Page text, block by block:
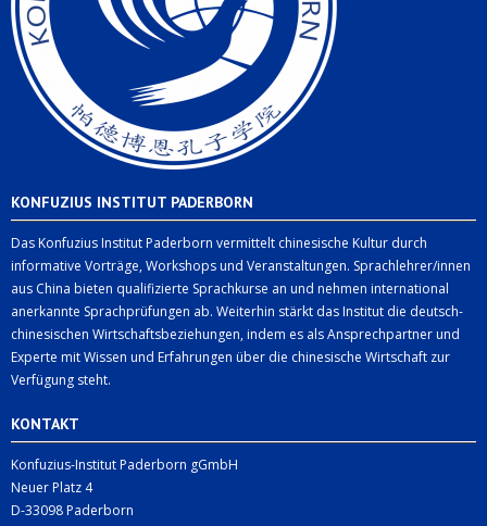
KONFUZIUS INSTITUT PADERBORN
Das Konfuzius Institut Paderborn vermittelt chinesische Kultur durch
informative Vorträge, Workshops und Veranstaltungen. Sprachlehrer/innen
aus China bieten qualifizierte Sprachkurse an und nehmen international
anerkannte Sprachprüfungen ab. Weiterhin stärkt das Institut die deutsch-
chinesischen Wirtschaftsbeziehungen, indem es als Ansprechpartner und
Experte mit Wissen und Erfahrungen über die chinesische Wirtschaft zur
Verfügung steht.
KONTAKT
Konfuzius-Institut Paderborn gGmbH
Neuer Platz 4
D-33098 Paderborn